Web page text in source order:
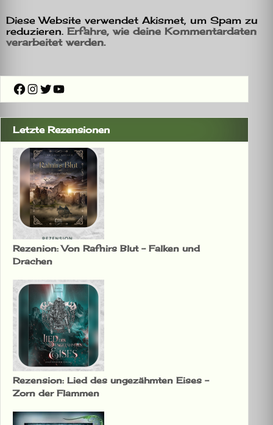
Diese Website verwendet Akismet, um Spam zu
reduzieren. Erfahre, wie deine Kommentardaten
verarbeitet werden.
Facebook
Instagram
Twitter
YouTube
Letzte Rezensionen
Rezenion: Von Rafnirs Blut – Falken und
Drachen
Rezension: Lied des ungezähmten Eises –
Zorn der Flammen